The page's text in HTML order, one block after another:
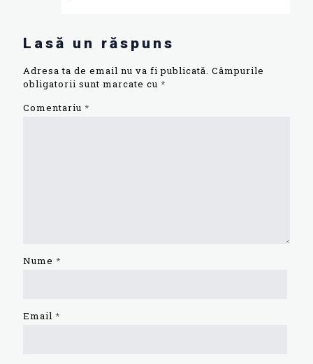
Lasă un răspuns
Adresa ta de email nu va fi publicată. Câmpurile
obligatorii sunt marcate cu *
Comentariu *
Nume *
Email *